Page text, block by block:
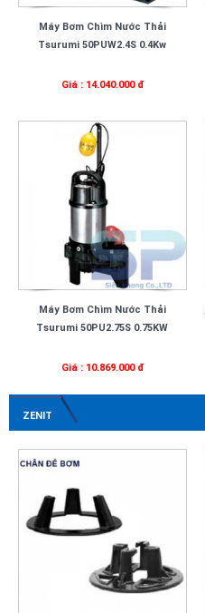
Máy Bơm Chìm Nước Thải
Tsurumi 50PUW2.4S 0.4Kw
Giá : 14.040.000 đ
Máy Bơm Chìm Nước Thải
Tsurumi 50PU2.75S 0.75KW
Giá : 10.869.000 đ
ZENIT